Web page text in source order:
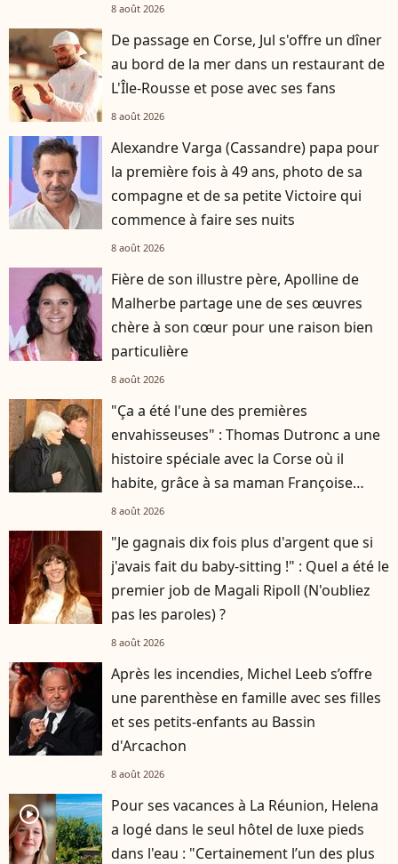
8 août 2026
De passage en Corse, Jul s'offre un dîner
au bord de la mer dans un restaurant de
L'Île-Rousse et pose avec ses fans
8 août 2026
Alexandre Varga (Cassandre) papa pour
la première fois à 49 ans, photo de sa
compagne et de sa petite Victoire qui
commence à faire ses nuits
8 août 2026
Fière de son illustre père, Apolline de
Malherbe partage une de ses œuvres
chère à son cœur pour une raison bien
particulière
8 août 2026
"Ça a été l'une des premières
envahisseuses" : Thomas Dutronc a une
histoire spéciale avec la Corse où il
habite, grâce à sa maman Françoise
Hardy
8 août 2026
"Je gagnais dix fois plus d'argent que si
j'avais fait du baby-sitting !" : Quel a été le
premier job de Magali Ripoll (N'oubliez
pas les paroles) ?
8 août 2026
Après les incendies, Michel Leeb s’offre
une parenthèse en famille avec ses filles
et ses petits-enfants au Bassin
d'Arcachon
8 août 2026
player2
Pour ses vacances à La Réunion, Helena
a logé dans le seul hôtel de luxe pieds
dans l'eau : "Certainement l’un des plus